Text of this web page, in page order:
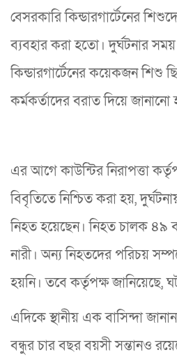
বেসরকারি কিন্ডারগার্টেনের
ব্যবহার করা হতো। দুর্ঘটনার
কিন্ডারগার্টেনের কয়েকজন শিশু
কর্মকর্তাদের বরাত দিয়ে জানানো
এর আগে কাউন্টির নিরাপত্তা
বিবৃতিতে নিশ্চিত করা হয়,
নিহত হয়েছেন। নিহত চালক
নারী। অন্য নিহতদের পরিচয়
হয়নি। তবে কর্তৃপক্ষ জানিয়েছে,
এদিকে স্থানীয় এক বাসিন্দা
বন্ধুর চার বছর বয়সী সন্তানও